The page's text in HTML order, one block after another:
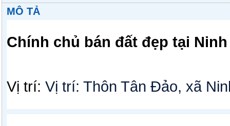
MÔ TẢ
Chính chủ bán đất đẹp tại
Vị trí: Vị trí: Thôn Tân Đảo, xã